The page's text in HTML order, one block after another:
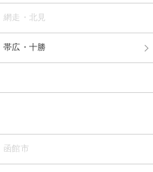
網走・北見
帯広・十勝
函館市